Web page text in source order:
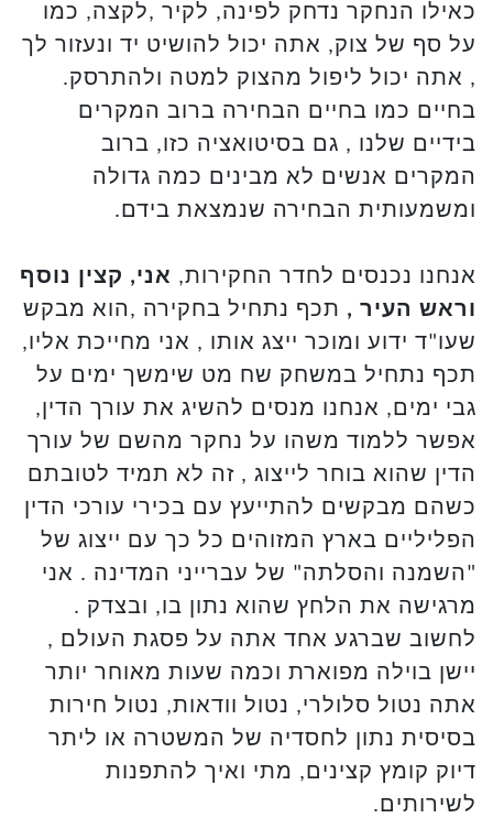
כאילו הנחקר נדחק לפינה, לקיר ,לקצה, כמו
על סף של צוק, אתה יכול להושיט יד ונעזור לך
, אתה יכול ליפול מהצוק למטה ולהתרסק.
בחיים כמו בחיים הבחירה ברוב המקרים
בידיים שלנו , גם בסיטואציה כזו, ברוב
המקרים אנשים לא מבינים כמה גדולה
ומשמעותית הבחירה שנמצאת בידם.
אנחנו נכנסים לחדר החקירות, אני, קצין נוסף
וראש העיר , תכף נתחיל בחקירה ,הוא מבקש
שעו"ד ידוע ומוכר ייצג אותו , אני מחייכת אליו,
תכף נתחיל במשחק שח מט שימשך ימים על
גבי ימים, אנחנו מנסים להשיג את עורך הדין,
אפשר ללמוד משהו על נחקר מהשם של עורך
הדין שהוא בוחר לייצוג , זה לא תמיד לטובתם
כשהם מבקשים להתייעץ עם בכירי עורכי הדין
הפליליים בארץ המזוהים כל כך עם ייצוג של
"השמנה והסלתה" של עברייני המדינה . אני
מרגישה את הלחץ שהוא נתון בו, ובצדק .
לחשוב שברגע אחד אתה על פסגת העולם ,
יישן בוילה מפוארת וכמה שעות מאוחר יותר
אתה נטול סלולרי, נטול וודאות, נטול חירות
בסיסית נתון לחסדיה של המשטרה או ליתר
דיוק קומץ קצינים, מתי ואיך להתפנות
לשירותים.